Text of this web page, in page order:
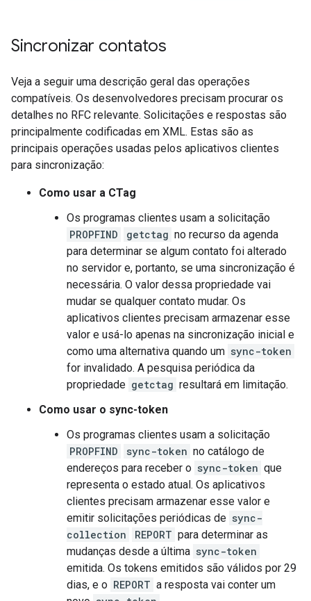
Sincronizar contatos
Veja a seguir uma descrição geral das operações
compatíveis. Os desenvolvedores precisam procurar os
detalhes no RFC relevante. Solicitações e respostas são
principalmente codificadas em XML. Estas são as
principais operações usadas pelos aplicativos clientes
para sincronização:
Como usar a CTag
Os programas clientes usam a solicitação
PROPFIND
getctag no recurso da agenda
para determinar se algum contato foi alterado
no servidor e, portanto, se uma sincronização é
necessária. O valor dessa propriedade vai
mudar se qualquer contato mudar. Os
aplicativos clientes precisam armazenar esse
valor e usá-lo apenas na sincronização inicial e
como uma alternativa quando um sync-token
for invalidado. A pesquisa periódica da
propriedade getctag resultará em limitação.
Como usar o sync-token
Os programas clientes usam a solicitação
PROPFIND
sync-token no catálogo de
endereços para receber o sync-token que
representa o estado atual. Os aplicativos
clientes precisam armazenar esse valor e
emitir solicitações periódicas de sync-
collection
REPORT para determinar as
mudanças desde a última sync-token
emitida. Os tokens emitidos são válidos por 29
dias, e o REPORT a resposta vai conter um